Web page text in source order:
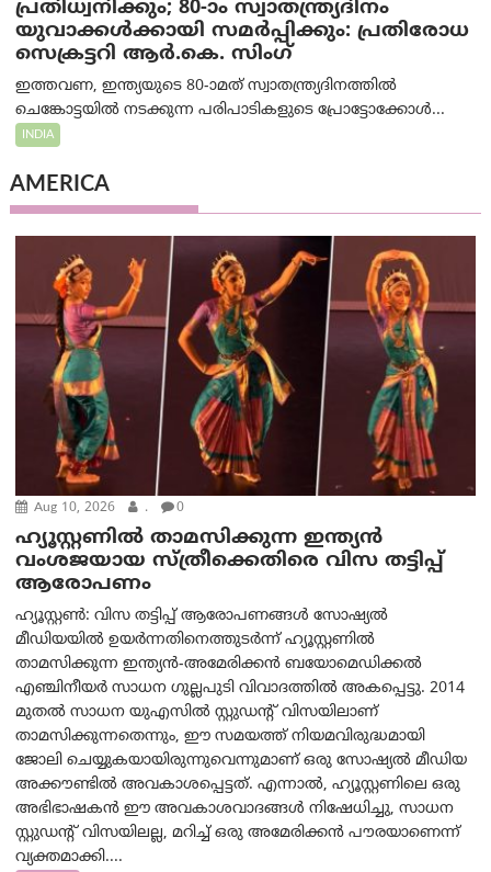
പ്രതിധ്വനിക്കും; 80-ാം സ്വാതന്ത്ര്യദിനം
യുവാക്കൾക്കായി സമർപ്പിക്കും: പ്രതിരോധ
സെക്രട്ടറി ആർ.കെ. സിംഗ്
ഇത്തവണ, ഇന്ത്യയുടെ 80-ാമത് സ്വാതന്ത്ര്യദിനത്തിൽ
ചെങ്കോട്ടയിൽ നടക്കുന്ന പരിപാടികളുടെ പ്രോട്ടോക്കോൾ...
INDIA
AMERICA
Aug 10, 2026 . 0
ഹ്യൂസ്റ്റണില്‍ താമസിക്കുന്ന ഇന്ത്യൻ
വംശജയായ സ്ത്രീക്കെതിരെ വിസ തട്ടിപ്പ്
ആരോപണം
ഹ്യൂസ്റ്റണ്‍: വിസ തട്ടിപ്പ് ആരോപണങ്ങൾ സോഷ്യൽ
മീഡിയയിൽ ഉയർന്നതിനെത്തുടർന്ന് ഹ്യൂസ്റ്റണില്‍
താമസിക്കുന്ന ഇന്ത്യൻ-അമേരിക്കൻ ബയോമെഡിക്കൽ
എഞ്ചിനീയർ സാധന ഗുല്ലപുടി വിവാദത്തിൽ അകപ്പെട്ടു. 2014
മുതൽ സാധന യുഎസിൽ സ്റ്റുഡന്റ് വിസയിലാണ്
താമസിക്കുന്നതെന്നും, ഈ സമയത്ത് നിയമവിരുദ്ധമായി
ജോലി ചെയ്യുകയായിരുന്നുവെന്നുമാണ് ഒരു സോഷ്യൽ മീഡിയ
അക്കൗണ്ടില്‍ അവകാശപ്പെട്ടത്. എന്നാല്‍, ഹ്യൂസ്റ്റണിലെ ഒരു
അഭിഭാഷകൻ ഈ അവകാശവാദങ്ങൾ നിഷേധിച്ചു, സാധന
സ്റ്റുഡന്റ് വിസയിലല്ല, മറിച്ച് ഒരു അമേരിക്കൻ പൗരയാണെന്ന്
വ്യക്തമാക്കി....